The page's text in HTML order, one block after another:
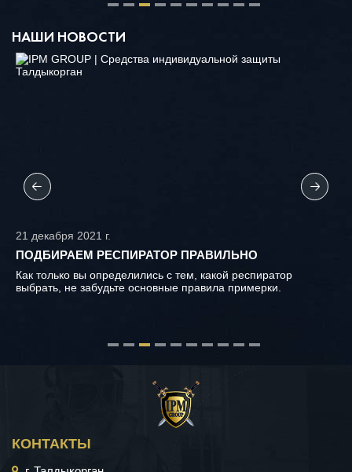
НАШИ НОВОСТИ
14 декабря 2021 г.
КАК ЧАСТО НУЖНО МЕНЯТЬ СИЗ НА
Использование не сертифицированных, некачественных,
непроверенных средств индивидуальной защиты на
КОНТАКТЫ